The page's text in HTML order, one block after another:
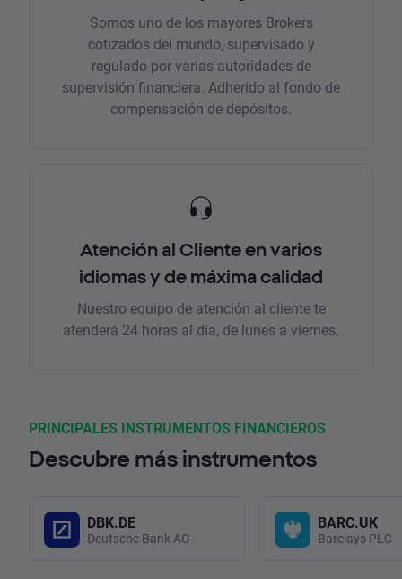
Somos uno de los mayores Brokers
cotizados del mundo, supervisado y
regulado por varias autoridades de
supervisión financiera. Adherido al fondo de
compensación de depósitos.
Atención al Cliente en varios
idiomas y de máxima calidad
Nuestro equipo de atención al cliente te
atenderá 24 horas al día, de lunes a viernes.
PRINCIPALES INSTRUMENTOS FINANCIEROS
Descubre más instrumentos
DBK.DE
Deutsche Bank AG
BARC.UK
Barclays PLC